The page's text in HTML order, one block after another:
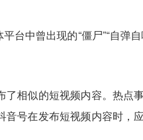
中曾出现的“僵尸”“自弹
相似的短视频内容。热点
号在发布短视频内容时，